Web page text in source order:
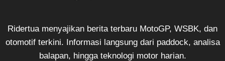
Ridertua menyajikan berita terbaru MotoGP, WSBK, dan
otomotif terkini. Informasi langsung dari paddock, analisa
balapan, hingga teknologi motor harian.